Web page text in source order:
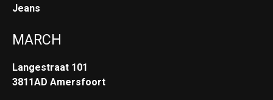
Jeans
MARCH
Langestraat 101
3811AD Amersfoort